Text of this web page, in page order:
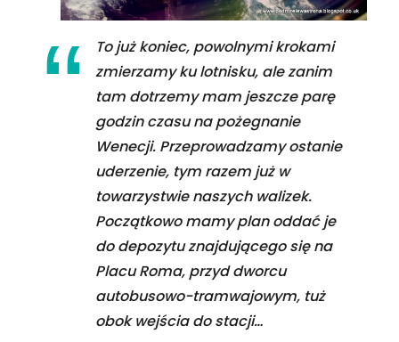
To już koniec, powolnymi krokami
zmierzamy ku lotnisku, ale zanim
tam dotrzemy mam jeszcze parę
godzin czasu na pożegnanie
Wenecji. Przeprowadzamy ostanie
uderzenie, tym razem już w
towarzystwie naszych walizek.
Początkowo mamy plan oddać je
do depozytu znajdującego się na
Placu Roma, przyd dworcu
autobusowo-tramwajowym, tuż
obok wejścia do stacji…